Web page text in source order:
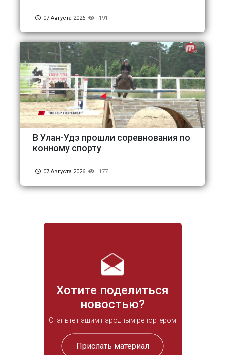
Хотите поделиться
новостью?
Станьте нашим народным репортером
Прислать материал
07 Августа 2026 191
В Улан-Удэ прошли соревнования по
конному спорту
07 Августа 2026 177